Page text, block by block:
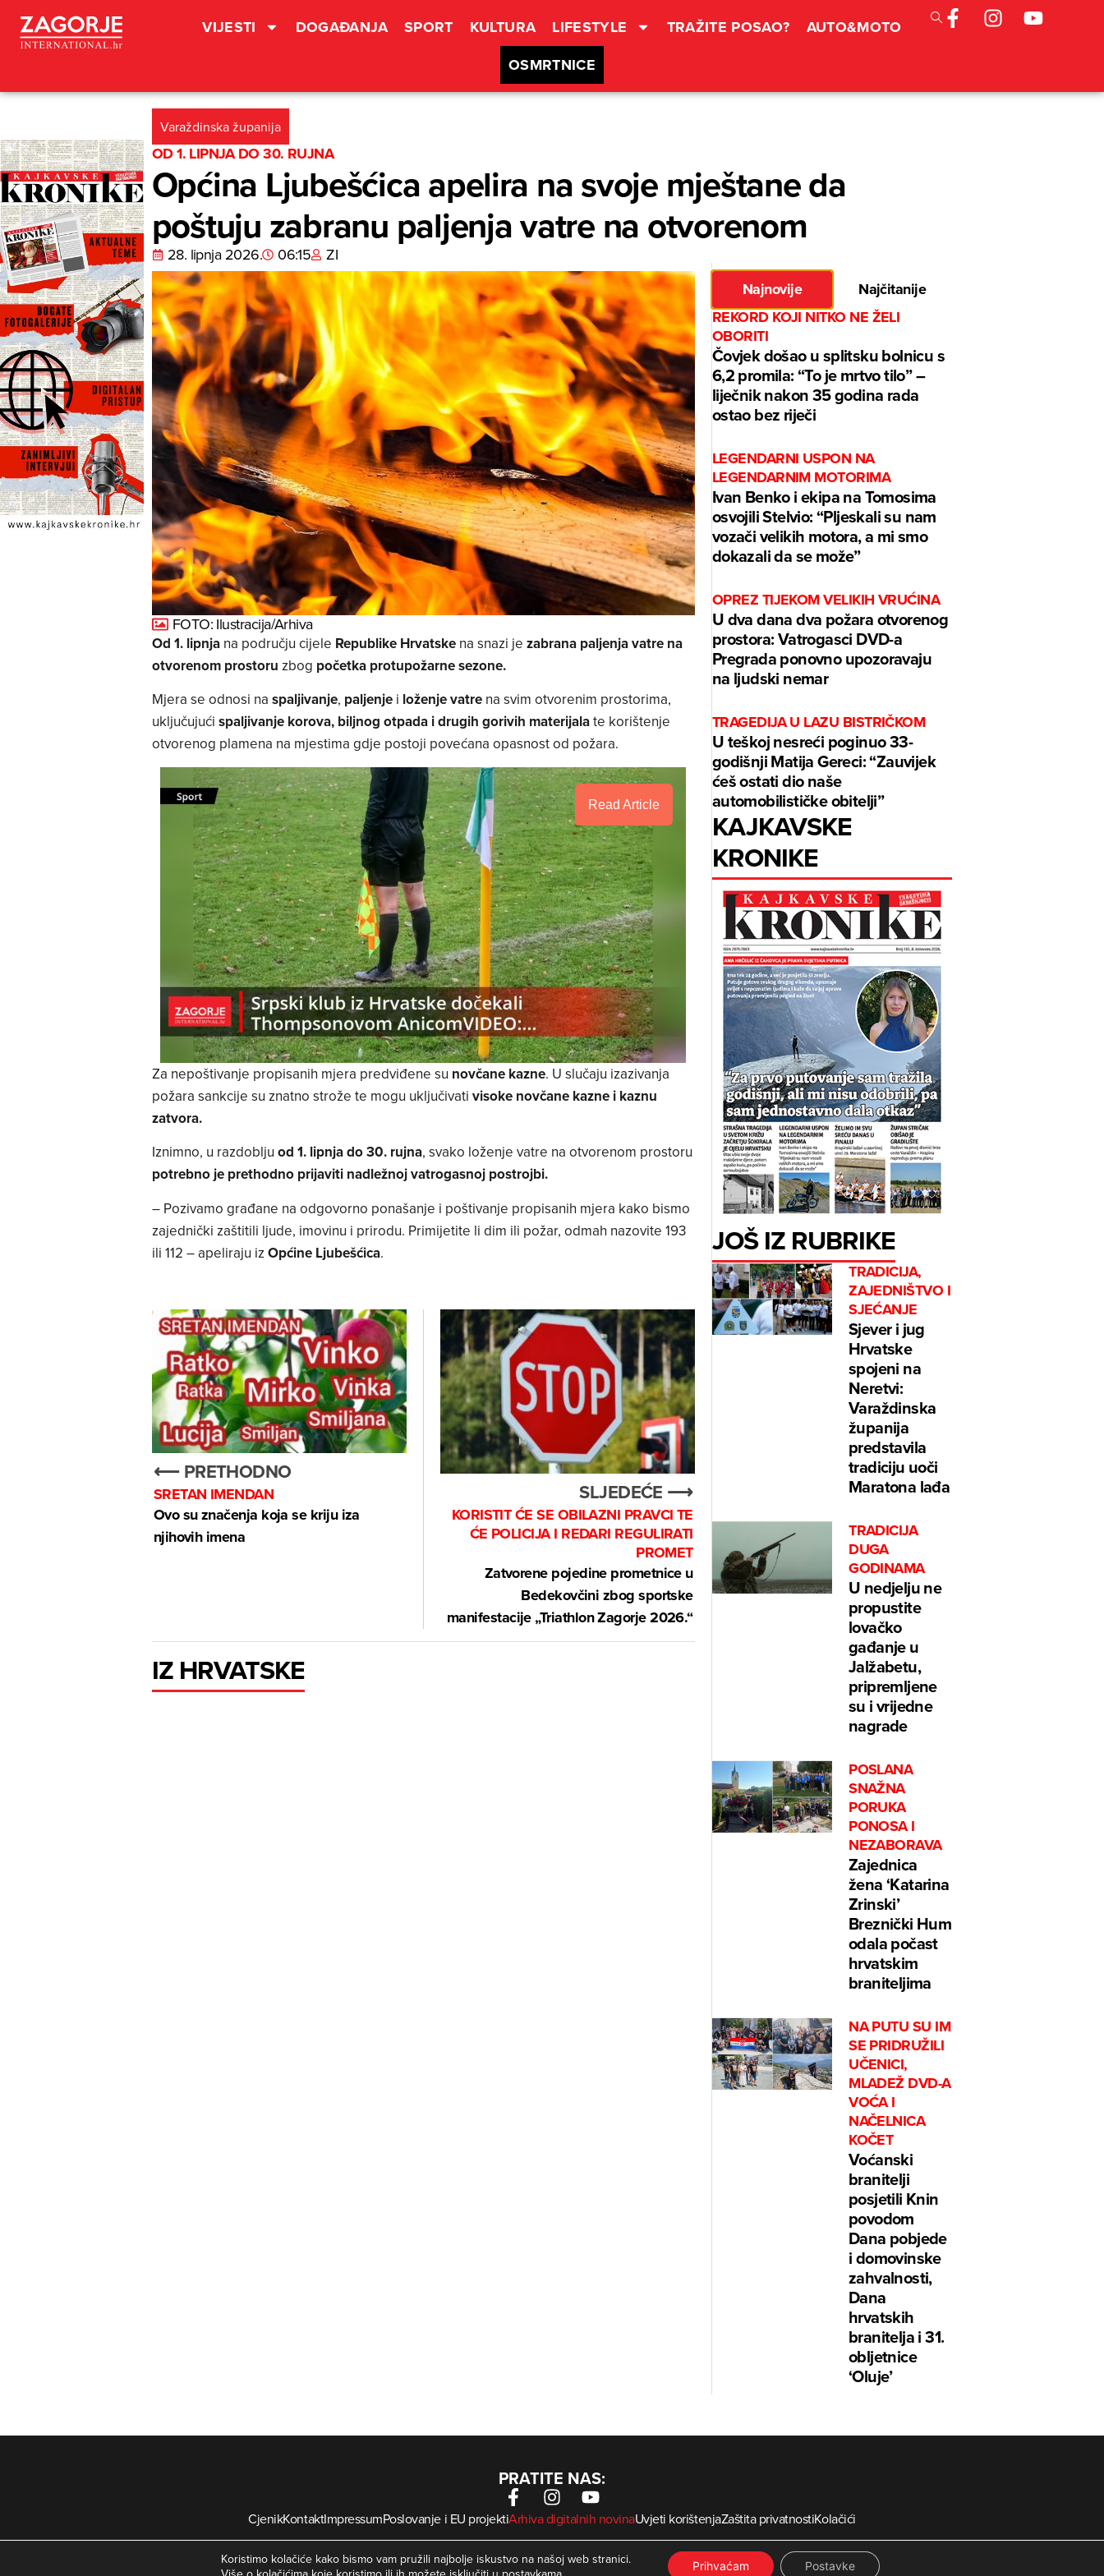
VIJESTI DOGAĐANJA SPORT KULTURA LIFESTYLE TRAŽITE POSAO?
AUTO&MOTO
OSMRTNICE
Varaždinska županija
OD 1. LIPNJA DO 30. RUJNA
Općina Ljubešćica apelira na svoje mještane da
poštuju zabranu paljenja vatre na otvorenom
28. lipnja 2026. 06:15 ZI
FOTO: Ilustracija/Arhiva
Od 1. lipnjana području cijele Republike Hrvatskena snazi je zabrana paljenja vatre na
otvorenom prostoru zbog početka protupožarne sezone.
Mjera se odnosi na spaljivanje, paljenje i loženje vatre na svim otvorenim prostorima,
uključujući spaljivanje korova, biljnog otpada i drugih gorivih materijalate korištenje
otvorenog plamena na mjestima gdje postoji povećana opasnost od požara.
Read Article
Za nepoštivanje propisanih mjera predviđene su novčane kazne. U slučaju izazivanja
požara sankcije su znatno strože te mogu uključivati visoke novčane kazne i kaznu
zatvora.
Iznimno, u razdoblju od 1. lipnja do 30. rujna, svako loženje vatre na otvorenom prostoru
potrebno je prethodno prijaviti nadležnoj vatrogasnoj postrojbi.
– Pozivamo građane na odgovorno ponašanje i poštivanje propisanih mjera kako bismo
zajednički zaštitili ljude, imovinu i prirodu. Primijetite li dim ili požar, odmah nazovite 193
ili 112 – apeliraju izOpćine Ljubešćica.
⟵ PRETHODNO
SRETAN IMENDAN
Ovo su značenja koja se kriju iza
njihovih imena
SLJEDEĆE ⟶
KORISTIT ĆE SE OBILAZNI PRAVCI TE
ĆE POLICIJA I REDARI REGULIRATI
PROMET
Zatvorene pojedine prometnice u
Bedekovčini zbog sportske
manifestacije „Triathlon Zagorje 2026.“
IZ HRVATSKE
Najnovije
Najčitanije
REKORD KOJI NITKO NE ŽELI
OBORITI
Čovjek došao u splitsku bolnicu s
6,2 promila: “To je mrtvo tilo” –
liječnik nakon 35 godina rada
ostao bez riječi
LEGENDARNI USPON NA
LEGENDARNIM MOTORIMA
Ivan Benko i ekipa na Tomosima
osvojili Stelvio: “Pljeskali su nam
vozači velikih motora, a mi smo
dokazali da se može”
OPREZ TIJEKOM VELIKIH VRUĆINA
U dva dana dva požara otvorenog
prostora: Vatrogasci DVD-a
Pregrada ponovno upozoravaju
na ljudski nemar
TRAGEDIJA U LAZU BISTRIČKOM
U teškoj nesreći poginuo 33-
godišnji Matija Gereci: “Zauvijek
ćeš ostati dio naše
automobilističke obitelji”
KAJKAVSKE
KRONIKE
JOŠ IZ RUBRIKE
TRADICIJA,
ZAJEDNIŠTVO I
SJEĆANJE
Sjever i jug
Hrvatske
spojeni na
Neretvi:
Varaždinska
županija
predstavila
tradiciju uoči
Maratona lađa
TRADICIJA
DUGA
GODINAMA
U nedjelju ne
propustite
lovačko
gađanje u
Jalžabetu,
pripremljene
su i vrijedne
nagrade
POSLANA
SNAŽNA
PORUKA
PONOSA I
NEZABORAVA
Zajednica
žena ‘Katarina
Zrinski’
Breznički Hum
odala počast
hrvatskim
braniteljima
NA PUTU SU IM
SE PRIDRUŽILI
UČENICI,
MLADEŽ DVD-A
VOĆA I
NAČELNICA
KOČET
Voćanski
branitelji
posjetili Knin
povodom
Dana pobjede
i domovinske
zahvalnosti,
Dana
hrvatskih
branitelja i 31.
obljetnice
‘Oluje’
PRATITE NAS:
CjenikKontaktImpressumPoslovanje i EU projektiArhiva digitalnih novinaUvjeti korištenjaZaštita privatnostiKolačići
© Zagorje International – Sva prava pridržana | Developed bykrMedia
Koristimo kolačiće kako bismo vam pružili najbolje iskustvo na našoj web stranici.
Prihvaćam Postavke